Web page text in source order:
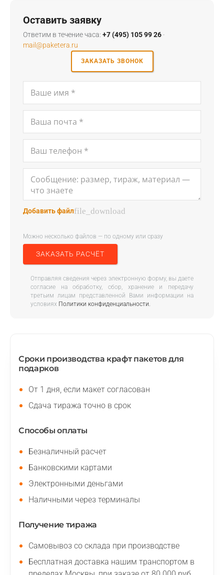
Оставить заявку
Ответим в течение часа: +7 (495) 105 99 26 ·
mail@paketera.ru
ЗАКАЗАТЬ ЗВОНОК
Добавить файлfile_download
Можно несколько файлов — по одному или сразу
ЗАКАЗАТЬ РАСЧЁТ
Отправляя сведения через электронную форму, вы даете
согласие на обработку, сбор, хранение и передачу
третьим лицам представленной Вами информации на
условиях Политики конфиденциальности.
Сроки производства крафт пакетов для
подарков
От 1 дня, если макет согласован
Сдача тиража точно в срок
Способы оплаты
Безналичный расчет
Банковскими картами
Электронными деньгами
Наличными через терминалы
Получение тиража
Самовывоз со склада при производстве
Бесплатная доставка нашим транспортом в